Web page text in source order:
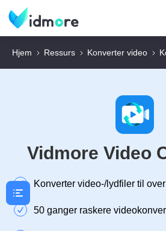
Hjem Ressurs Konverter video
Vidmore Video
Konverter video-/lydfiler til
50 ganger raskere